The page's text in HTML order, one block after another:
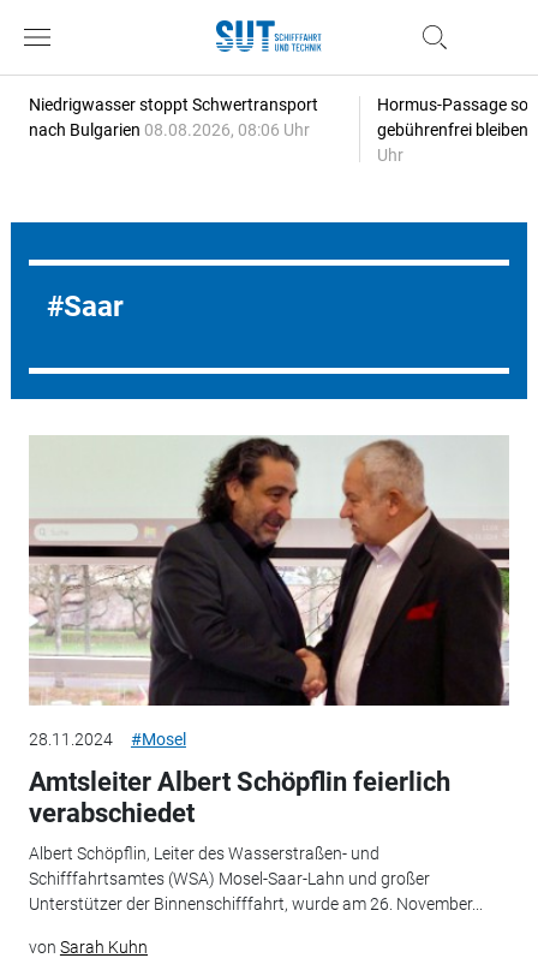
Niedrigwasser stoppt Schwertransport
nach Bulgarien 08.08.2026, 08:06 Uhr
Hormus-Passage
gebührenfrei bleiben
Uhr
Saar
28.11.2024 #Mosel
Amtsleiter Albert Schöpflin feierlich
verabschiedet
Albert Schöpflin, Leiter des Wasserstraßen- und
Schifffahrtsamtes (WSA) Mosel-Saar-Lahn und großer
Unterstützer der Binnenschifffahrt, wurde am 26. November...
von Sarah Kuhn